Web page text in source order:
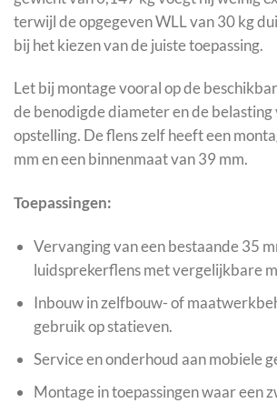
terwijl de opgegeven WLL van 30 kg
bij het kiezen van de juiste toepassing.
Let bij montage vooral op de
de benodigde diameter en de belasting
opstelling. De flens zelf heeft een
mm en een binnenmaat van 39 mm.
Toepassingen:
Vervanging van een bestaande 35
luidsprekerflens met vergelijkbare
Inbouw in zelfbouw- of
gebruik op statieven.
Service en onderhoud aan mobiele
Montage in toepassingen waar een